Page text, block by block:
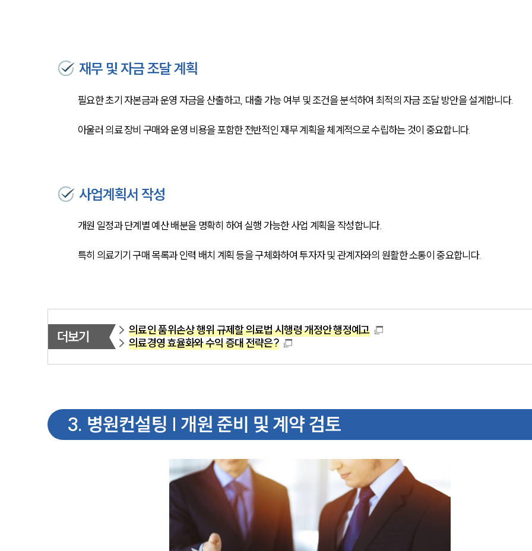
재무 및 자금 조달 계획
필요한 초기 자본금과 운영 자금을 산출하고, 대출 가능 여부 및 조건을 분석하여 최적의 자금 조달 방안을 설계합니다.
아울러 의료 장비 구매와 운영 비용을 포함한 전반적인 재무 계획을 체계적으로 수립하는 것이 중요합니다.
사업계획서 작성
개원 일정과 단계별 예산 배분을 명확히 하여 실행 가능한 사업 계획을 작성합니다.
특히 의료기기 구매 목록과 인력 배치 계획 등을 구체화하여 투자자 및 관계자와의 원활한 소통이 중요합니다.
더보기
의료인 품위손상 행위 규제할 의료법 시행령 개정안 행정예고
의료경영 효율화와 수익 증대 전략은?
3. 병원컨설팅 | 개원 준비 및 계약 검토